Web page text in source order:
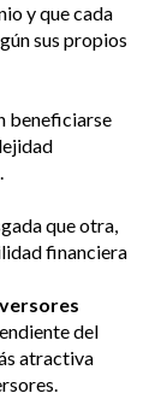
y que cada
sus propios
beneficiarse
que otra,
financiera
del
atractiva